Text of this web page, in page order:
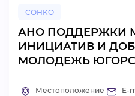
БАЗА ЗНАНИЙ
ВИДЕОКУРСЫ
СОНКО
АНО ПОДДЕРЖКИ
ИНИЦИАТИВ И
МОЛОДЕЖЬ
Местоположение E-